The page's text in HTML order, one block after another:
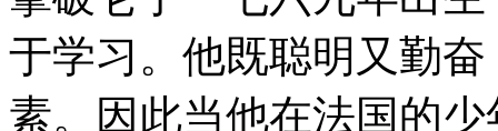
于学习。他既聪明又勤
素。因此当他在法国的